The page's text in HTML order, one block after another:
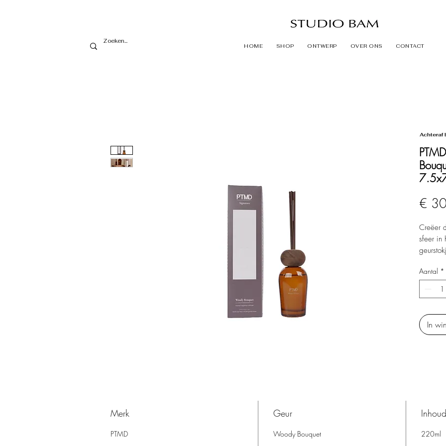
HOME SHOP ONTWERP OVER ONS CONTACT
€
Creëer
sfeer in
met
De
maar
ieder
Aantal *
In
Merk
PTMD
Geur
Woody Bouquet
Inhoud
220ml
Achteraf